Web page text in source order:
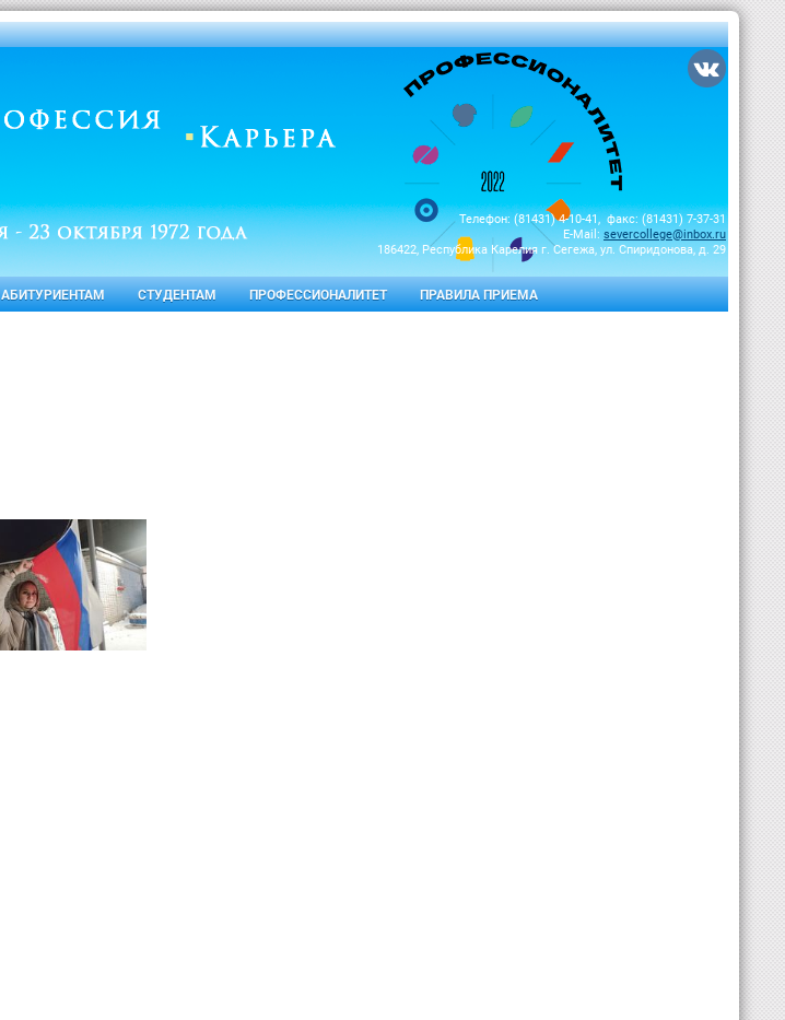
Телефон: (81431) 4-10-41, факс: (81431) 7-37-31
E-Mail: severcollege@inbox.ru
186422, Республика Карелия г. Сегежа, ул. Спиридонова, д. 29
АБИТУРИЕНТАМ СТУДЕНТАМ ПРОФЕССИОНАЛИТЕТ ПРАВИЛА ПРИЕМА